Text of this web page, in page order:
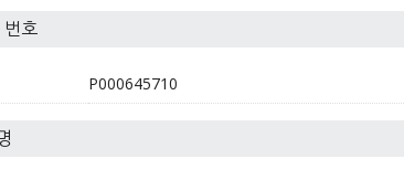
호
P000645710